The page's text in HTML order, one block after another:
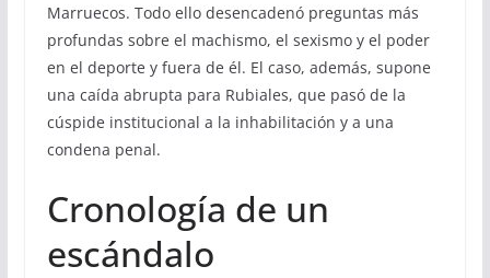
Marruecos. Todo ello desencadenó preguntas más
profundas sobre el machismo, el sexismo y el poder
en el deporte y fuera de él. El caso, además, supone
una caída abrupta para Rubiales, que pasó de la
cúspide institucional a la inhabilitación y a una
condena penal.
Cronología de un
escándalo